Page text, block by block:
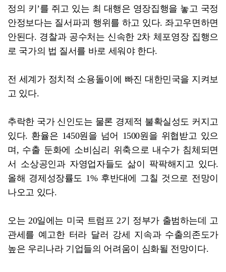
정의 키’를 쥐고 있는 최 대행은 영장집행을 놓고 국정
안정보다는 질서파괴 행위를 하고 있다. 좌고우면하면
안된다. 경찰과 공수처는 신속한 2차 체포영장 집행으
로 국가의 법 질서를 바로 세워야 한다.
전 세계가 정치적 소용돌이에 빠진 대한민국을 지켜보
고 있다.
추락한 국가 신인도는 물론 경제적 불확실성도 커지고
있다. 환율은 1450원을 넘어 1500원을 위협받고 있으
며, 수출 둔화에 소비심리 위축으로 내수가 침체되면
서 소상공인과 자영업자들도 삶이 팍팍해지고 있다.
올해 경제성장률도 1% 후반대에 그칠 것으로 전망이
나오고 있다.
오는 20일에는 미국 트럼프 2기 정부가 출범하는데 고
관세를 예고한 터라 달러 강세 지속과 수출의존도가
높은 우리나라 기업들의 어려움이 심화될 전망이다.